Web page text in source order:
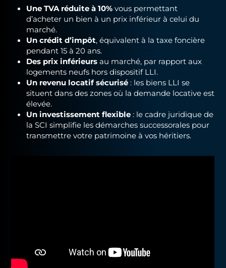
Une TVA réduite à 10% vous permettant
d’acheter un bien à un prix inférieur à celui du
marché.
Un crédit d’impôt, équivalent à la taxe foncière
pendant 15 à 20 ans.
Des prix inférieurs au marché, par rapport aux
logements neufs hors dispositif LLI.
Un revenu locatif sécurisé : les biens LLI se
situent dans des zones où la demande locative est
élevée.
Un investissement flexible : le cadre juridique de
la SCI simplifie les démarches successorales pour
transmettre votre patrimoine à vos héritiers.